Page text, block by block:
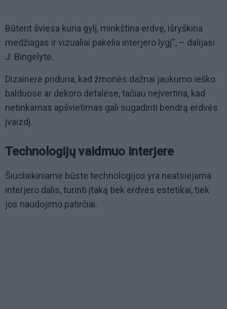
Būtent šviesa kuria gylį, minkština erdvę, išryškina
medžiagas ir vizualiai pakelia interjero lygį“, – dalijasi
J. Bingelytė.
Dizainerė priduria, kad žmonės dažnai jaukumo ieško
balduose ar dekoro detalėse, tačiau neįvertina, kad
netinkamas apšvietimas gali sugadinti bendrą erdvės
įvaizdį.
Technologijų vaidmuo interjere
Šiuolaikiniame būste technologijos yra neatsiejama
interjero dalis, turinti įtaką tiek erdvės estetikai, tiek
jos naudojimo patirčiai.